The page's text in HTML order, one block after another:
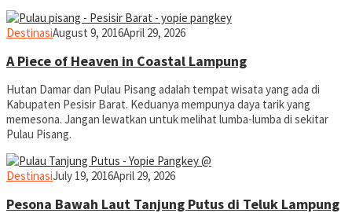
Destinasiyopiefranz
August 9, 2016April 29, 2026
A Piece of Heaven in Coastal Lampung
Hutan Damar dan Pulau Pisang adalah tempat wisata yang ada di
Kabupaten Pesisir Barat. Keduanya mempunya daya tarik yang
memesona. Jangan lewatkan untuk melihat lumba-lumba di sekitar
Pulau Pisang.
Destinasiyopiefranz
July 19, 2016April 29, 2026
Pesona Bawah Laut Tanjung Putus di Teluk Lampung